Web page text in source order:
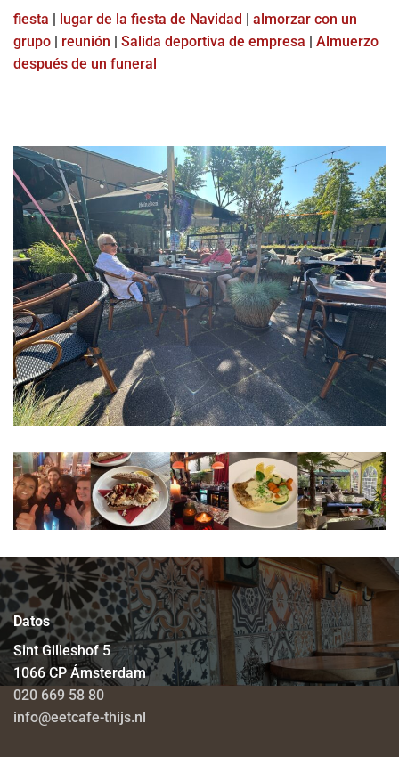
fiesta | lugar de la fiesta de Navidad | almorzar con un
grupo | reunión | Salida deportiva de empresa | Almuerzo
después de un funeral
Datos
Sint Gilleshof 5
1066 CP Ámsterdam
020 669 58 80
info@eetcafe-thijs.nl